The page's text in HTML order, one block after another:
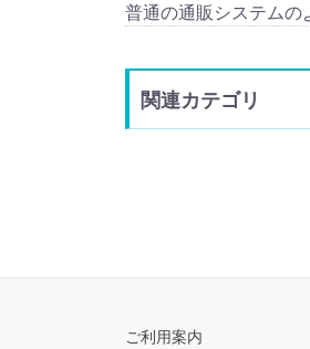
普通の通販システムの
関連カテゴリ
ご利用案内